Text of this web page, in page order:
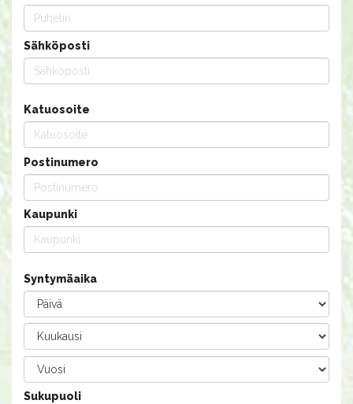
Sähköposti
Katuosoite
Postinumero
Kaupunki
Syntymäaika
Sukupuoli